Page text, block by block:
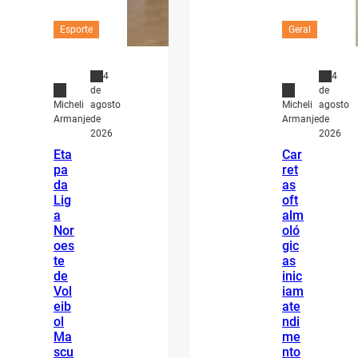
Esporte
Micheli
Armanje
4
de
agosto
de
2026
Eta
pa
da
Lig
a
Nor
oes
te
de
Vol
eib
ol
Ma
scu
Geral
Micheli
Armanje
4
de
agosto
de
2026
Car
ret
as
oft
alm
oló
gic
as
inic
iam
ate
ndi
me
nto